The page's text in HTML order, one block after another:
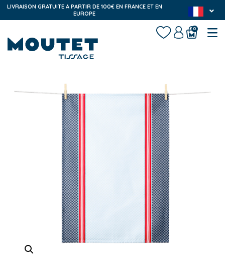
LIVRAISON GRATUITE A PARTIR DE 100€ EN FRANCE ET EN
EUROPE
0